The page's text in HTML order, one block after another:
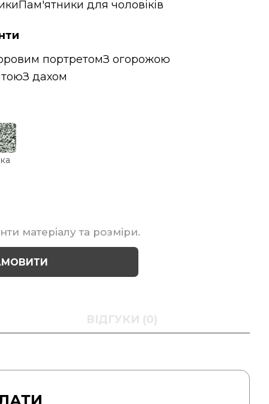
Пам'ятники для чоловіків
портретомЗ огорожою
З дахом
матеріалу та розміри.
ВІДГУКИ (0)